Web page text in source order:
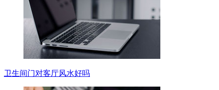
卫生间门对客厅风水好吗